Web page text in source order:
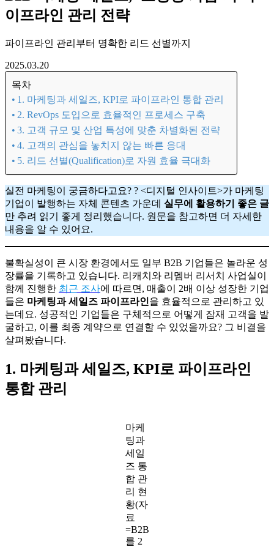
이프라인 관리 전략
파이프라인 관리부터 명확한 리드 선별까지
2025.03.20
목차
1. 마케팅과 세일즈, KPI로 파이프라인 통합 관리
2. RevOps 도입으로 효율적인 프로세스 구축
3. 고객 규모 및 산업 특성에 맞춘 차별화된 전략
4. 고객의 관심을 놓치지 않는 빠른 응대
5. 리드 선별(Qualification)로 자원 효율 극대화
실전 마케팅이 궁금하다고요? ? <디지털 인사이트>가 마케팅
기업이 발행하는 자체 콘텐츠 가운데 실무에 활용하기 좋은 글
만 추려 읽기 좋게 정리했습니다. 원문을 참고하면 더 자세한
내용을 알 수 있어요.
불확실성이 큰 시장 환경에서도 일부 B2B 기업들은 놀라운 성
장률을 기록하고 있습니다. 리캐치와 리멤버 리서치 사업실이
함께 진행한 최근 조사에 따르면, 매출이 2배 이상 성장한 기업
들은 마케팅과 세일즈 파이프라인을 효율적으로 관리하고 있
는데요. 성공적인 기업들은 구체적으로 어떻게 잠재 고객을 발
굴하고, 이를 최종 계약으로 연결할 수 있었을까요? 그 비결을
살펴봤습니다.
1. 마케팅과 세일즈, KPI로 파이프라인
통합 관리
마케
팅과
세일
즈 통
합 관
리 현
황(자
료
=B2B
를 2